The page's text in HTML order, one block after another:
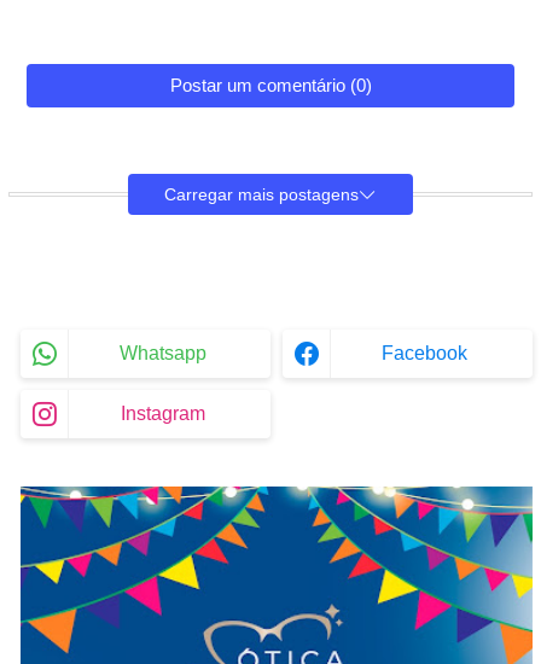
Postar um comentário (0)
Carregar mais postagens
Whatsapp Facebook
Instagram